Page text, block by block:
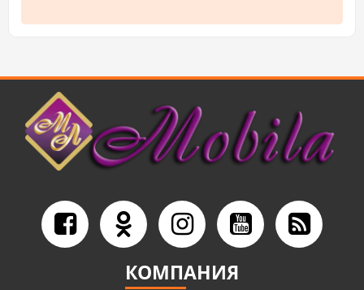
КОМПАНИЯ